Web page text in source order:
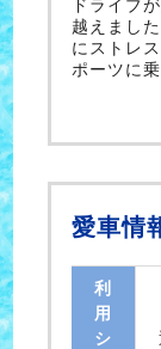
ドライブ
越えまし
にストレ
ポーツに
愛車情
利
用
シ